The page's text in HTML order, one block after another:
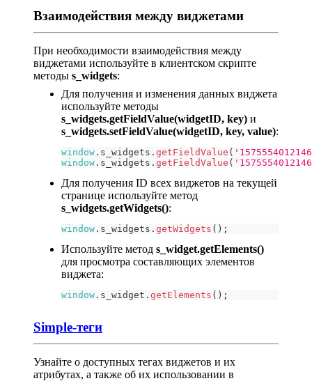
Взаимодействия между виджетами
При необходимости взаимодействия между
виджетами используйте в клиентском скрипте
методы s_widgets:
Для получения и изменения данных виджета
используйте методы
s_widgets.getFieldValue(widgetID, key) и
s_widgets.setFieldValue(widgetID, key, value):
window . s_widgets . getFieldValue (
window . s_widgets . getFieldValue (
Для получения ID всех виджетов на текущей
странице используйте метод
s_widgets.getWidgets():
window . s_widgets . getWidgets ( ) ;
Используйте метод s_widget.getElements()
для просмотра составляющих элементов
виджета:
window . s_widget . getElements ( ) ;
Simple-теги
Узнайте о доступных тегах виджетов и их
атрибутах, а также об их использовании в